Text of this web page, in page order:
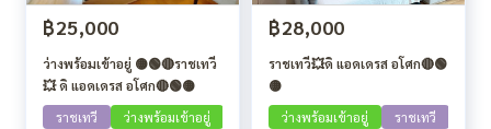
฿25,000
ว่างพร้อมเข้าอยู่ 🟡🟢🔴ราชเทวี
💥 ดิ แอดเดรส อโศก🔴🟢🟡
ราชเทวี
ว่างพร้อมเข้าอยู่
฿28,000
ราชเทวี💥ดิ แอดเดรส อโศก🔴🟢
🟡
ว่างพร้อมเข้าอยู่
ราชเทวี